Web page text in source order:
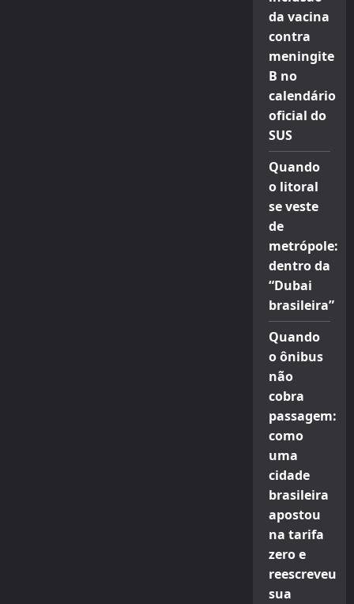
da vacina
contra
meningite
B no
calendário
oficial do
SUS
Quando
o litoral
se veste
de
metrópole:
dentro da
“Dubai
brasileira”
Quando
o ônibus
não
cobra
passagem:
como
uma
cidade
brasileira
apostou
na tarifa
zero e
reescreveu
sua